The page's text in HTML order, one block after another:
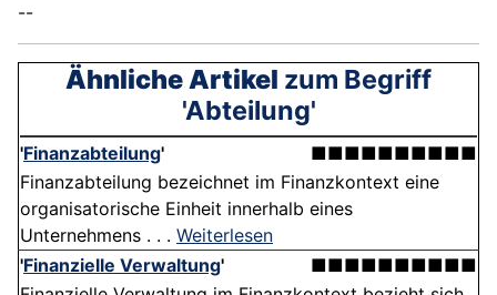
--
Ähnliche Artikel zum Begriff
'Abteilung'
'Finanzabteilung'
■■■■■■■■■■
Finanzabteilung bezeichnet im Finanzkontext eine
organisatorische Einheit innerhalb eines
Unternehmens . . . Weiterlesen
'Finanzielle Verwaltung'
■■■■■■■■■■